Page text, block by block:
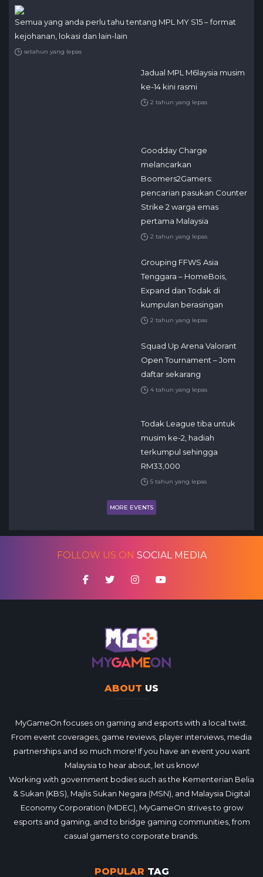
Semua yang anda perlu tahu tentang MPL MY S15 – format
kejohanan, lokasi dan lain-lain
setahun yang lepas
Jadual MPL M6laysia musim
ke-14 kini rasmi
2 tahun yang lepas
Goodday Charge
melancarkan
Boomers2Gamers:
pencarian pasukan Counter
Strike 2 warga emas
pertama Malaysia
2 tahun yang lepas
Grouping FFWS Asia
Tenggara – HomeBois,
Expand dan Todak di
kumpulan berasingan
2 tahun yang lepas
Squad Up Arena Valorant
Open Tournament – Jom
daftar sekarang
4 tahun yang lepas
Todak League tiba untuk
musim ke-2, hadiah
terkumpul sehingga
RM33,000
5 tahun yang lepas
MORE EVENTS
FOLLOW US ON SOCIAL MEDIA
ABOUT US
MyGameOn focuses on gaming and esports with a local twist.
From event coverages, game reviews, player interviews, media
partnerships and so much more! If you have an event you want
Malaysia to hear about, let us know!
Working with government bodies such as the Kementerian Belia
& Sukan (KBS), Majlis Sukan Negara (MSN), and Malaysia Digital
Economy Corporation (MDEC), MyGameOn strives to grow
esports and gaming, and to bridge gaming communities, from
casual gamers to corporate brands.
POPULAR TAG